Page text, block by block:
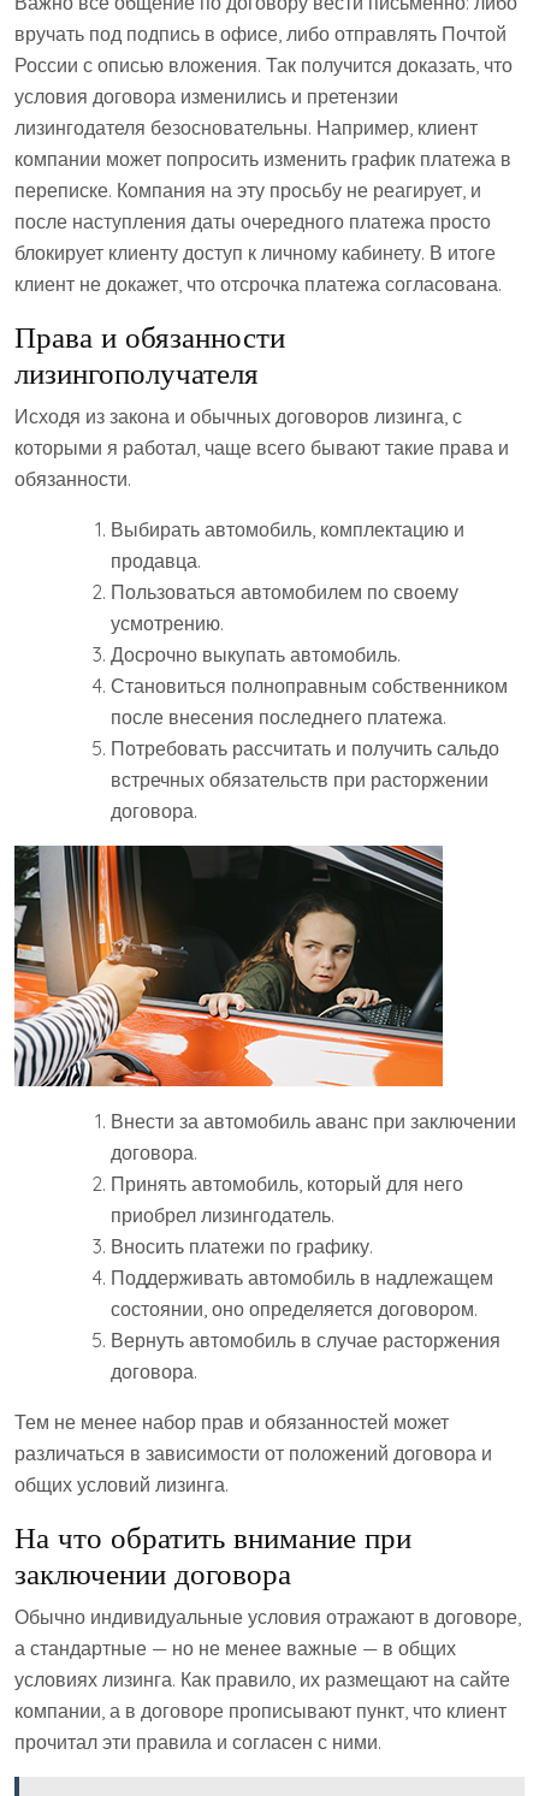
вручать под подпись в офисе, либо отправлять Почтой
России с описью вложения. Так получится доказать, что
условия договора изменились и претензии
лизингодателя безосновательны. Например, клиент
компании может попросить изменить график платежа в
переписке. Компания на эту просьбу не реагирует, и
после наступления даты очередного платежа просто
блокирует клиенту доступ к личному кабинету. В итоге
клиент не докажет, что отсрочка платежа согласована.
Права и обязанности
лизингополучателя
Исходя из закона и обычных договоров лизинга, с
которыми я работал, чаще всего бывают такие права и
обязанности.
Выбирать автомобиль, комплектацию и
продавца.
Пользоваться автомобилем по своему
усмотрению.
Досрочно выкупать автомобиль.
Становиться полноправным собственником
после внесения последнего платежа.
Потребовать рассчитать и получить сальдо
встречных обязательств при расторжении
договора.
Внести за автомобиль аванс при заключении
договора.
Принять автомобиль, который для него
приобрел лизингодатель.
Вносить платежи по графику.
Поддерживать автомобиль в надлежащем
состоянии, оно определяется договором.
Вернуть автомобиль в случае расторжения
договора.
Тем не менее набор прав и обязанностей может
различаться в зависимости от положений договора и
общих условий лизинга.
На что обратить внимание при
заключении договора
Обычно индивидуальные условия отражают в договоре,
а стандартные — но не менее важные — в общих
условиях лизинга. Как правило, их размещают на сайте
компании, а в договоре прописывают пункт, что клиент
прочитал эти правила и согласен с ними.